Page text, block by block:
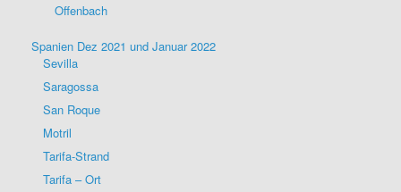
Offenbach
Spanien Dez 2021 und Januar 2022
Sevilla
Saragossa
San Roque
Motril
Tarifa-Strand
Tarifa – Ort